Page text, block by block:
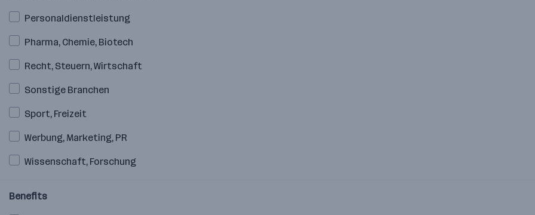
Personaldienstleistung
Pharma, Chemie, Biotech
Recht, Steuern, Wirtschaft
Sonstige Branchen
Sport, Freizeit
Werbung, Marketing, PR
Wissenschaft, Forschung
Benefits